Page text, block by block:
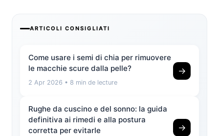
ARTICOLI CONSIGLIATI
Come usare i semi di chia per rimuovere
le macchie scure dalla pelle?
2 Apr 2026 • 8 min de lecture
→
Rughe da cuscino e del sonno: la guida
definitiva ai rimedi e alla postura
corretta per evitarle
→